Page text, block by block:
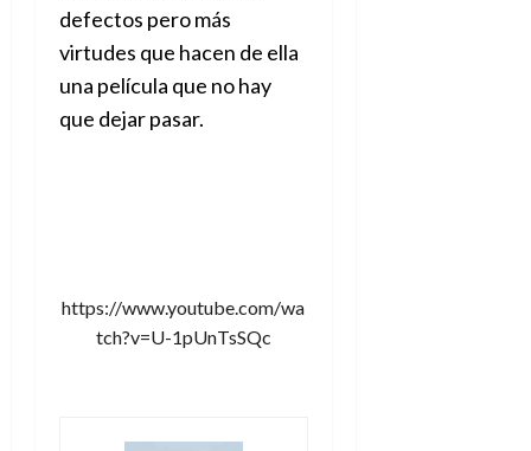
defectos pero más
virtudes que hacen de ella
una película que no hay
que dejar pasar.
https://www.youtube.com/wa
tch?v=U-1pUnTsSQc